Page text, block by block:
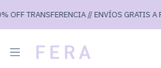
TRANSFERENCIA // ENVÍOS GRATIS A